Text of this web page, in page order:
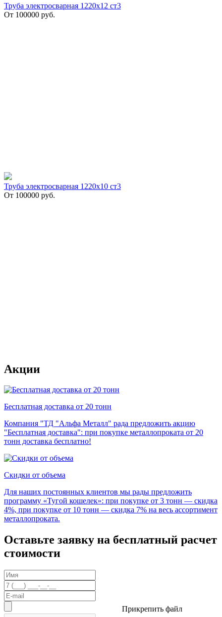
Труба электросварная 1220х12 ст3
От 100000 руб.
Труба электросварная 1220х10 ст3
От 100000 руб.
Акции
Бесплатная доставка от 20 тонн
Компания "ТД "Альфа Металл" рада предложить акцию
"Бесплатная доставка": при покупке металлопроката от 20
тонн доставка бесплатно!
Скидки от объема
Для наших постоянных клиентов мы рады предложить
программу «Тугой кошелек»: при покупке от 3 тонн — скидка
4%, при покупке от 10 тонн — скидка 7% на весь ассортимент
металлопроката.
Оставьте заявку на бесплатный расчет
стоимости
Прикрепить файл